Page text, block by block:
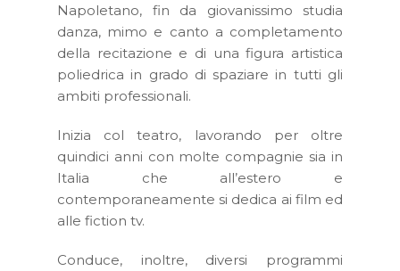
Napoletano, fin da giovanissimo studia
danza, mimo e canto a completamento
della recitazione e di una figura artistica
poliedrica in grado di spaziare in tutti gli
ambiti professionali.
Inizia col teatro, lavorando per oltre
quindici anni con molte compagnie sia in
Italia che all’estero e
contemporaneamente si dedica ai film ed
alle fiction tv.
Conduce, inoltre, diversi programmi